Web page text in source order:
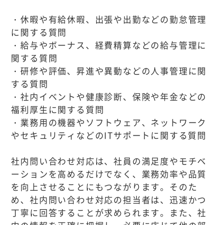
・休暇や有給休暇、出張や出勤などの勤怠管理
に関する質問
・給与やボーナス、経費精算などの給与管理に
関する質問
・研修や評価、昇進や異動などの人事管理に関
する質問
・社内イベントや健康診断、保険や年金などの
福利厚生に関する質問
・業務用の機器やソフトウェア、ネットワーク
やセキュリティなどのITサポートに関する質問
社内問い合わせ対応は、社員の満足度やモチベ
ーションを高めるだけでなく、業務効率や品質
を向上させることにもつながります。そのた
め、社内問い合わせ対応の担当者は、迅速かつ
丁寧に回答することが求められます。また、社